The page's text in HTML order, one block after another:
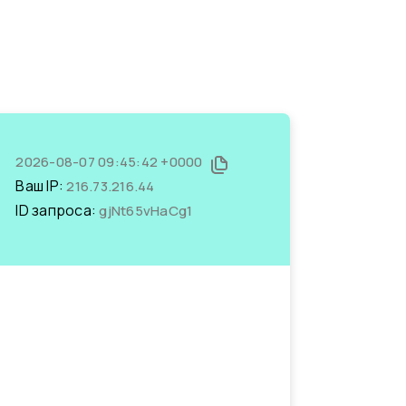
2026-08-07 09:45:42 +0000
Ваш IP:216.73.216.44
ID запроса:gjNt65vHaCg1